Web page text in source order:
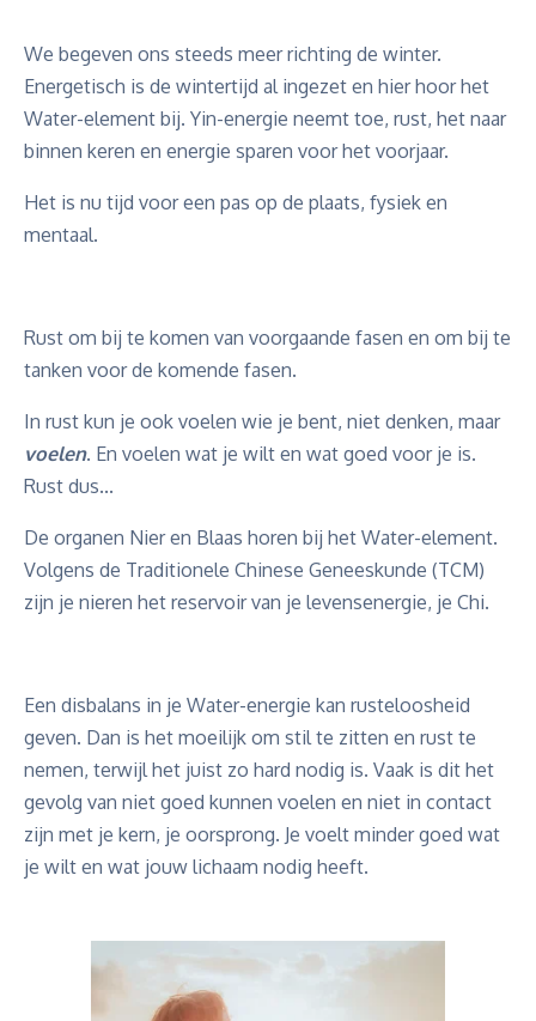
We begeven ons steeds meer richting de winter.
Energetisch is de wintertijd al ingezet en hier hoor het
Water-element bij. Yin-energie neemt toe, rust, het naar
binnen keren en energie sparen voor het voorjaar.
Het is nu tijd voor een pas op de plaats, fysiek en
mentaal.
Rust om bij te komen van voorgaande fasen en om bij te
tanken voor de komende fasen.
In rust kun je ook voelen wie je bent, niet denken, maar
voelen. En voelen wat je wilt en wat goed voor je is.
Rust dus...
De organen Nier en Blaas horen bij het Water-element.
Volgens de Traditionele Chinese Geneeskunde (TCM)
zijn je nieren het reservoir van je levensenergie, je Chi.
Een disbalans in je Water-energie kan rusteloosheid
geven. Dan is het moeilijk om stil te zitten en rust te
nemen, terwijl het juist zo hard nodig is. Vaak is dit het
gevolg van niet goed kunnen voelen en niet in contact
zijn met je kern, je oorsprong. Je voelt minder goed wat
je wilt en wat jouw lichaam nodig heeft.